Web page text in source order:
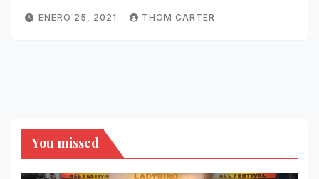
ENERO 25, 2021 THOM CARTER
You missed